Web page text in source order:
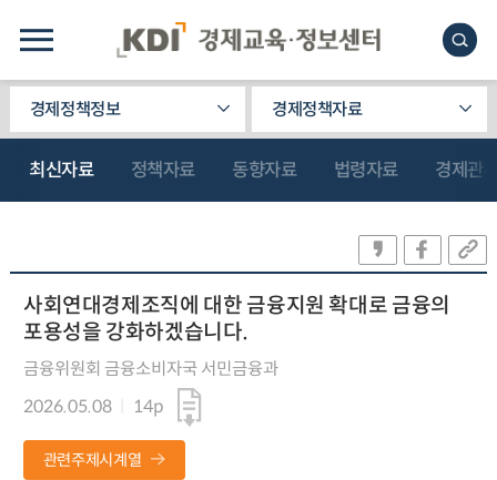
경제정책정보 경제정책자료
최신자료 정책자료 동향자료 법령자료 경제관
사회연대경제조직에 대한 금융지원 확대로 금융의
포용성을 강화하겠습니다.
금융위원회 금융소비자국 서민금융과
2026.05.08
14p
관련주제시계열